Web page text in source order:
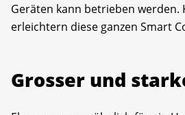
Geräten kann betrieben werden.
erleichtern diese ganzen Smart
Grosser und